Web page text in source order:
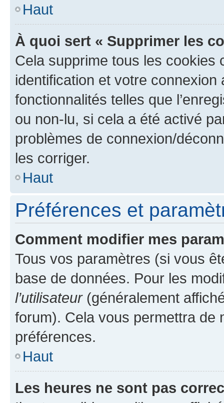
Haut
À quoi sert « Supprimer les
Cela supprime tous les cookies
identification et votre
fonctionnalités telles que
ou non-lu, si cela a été activé
problèmes de connexion/
les corriger.
Haut
Préférences et
Comment modifier mes
Tous vos paramètres (si vous
base de données. Pour les
l’utilisateur(généralement
forum). Cela vous permettra de
préférences.
Haut
Les heures ne sont pas